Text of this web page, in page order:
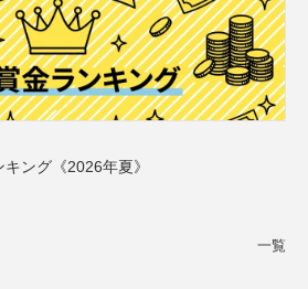
ング《2026年夏》
一覧